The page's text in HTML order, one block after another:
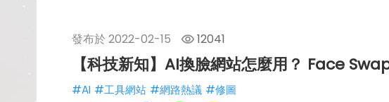
發布於 2022-02-15 12041
【科技新知】AI換臉網站怎麼用？ Face
#AI #工具網站 #網路熱議 #修圖